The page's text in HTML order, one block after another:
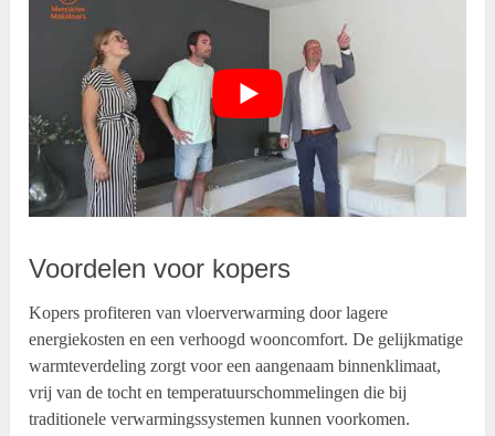
Voordelen voor kopers
Kopers profiteren van vloerverwarming door lagere
energiekosten en een verhoogd wooncomfort. De gelijkmatige
warmteverdeling zorgt voor een aangenaam binnenklimaat,
vrij van de tocht en temperatuurschommelingen die bij
traditionele verwarmingssystemen kunnen voorkomen.